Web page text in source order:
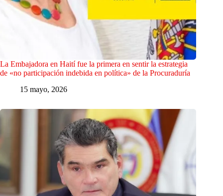
La Embajadora en Haití fue la primera en sentir la estrategia
de «no participación indebida en política» de la Procuraduría
15 mayo, 2026